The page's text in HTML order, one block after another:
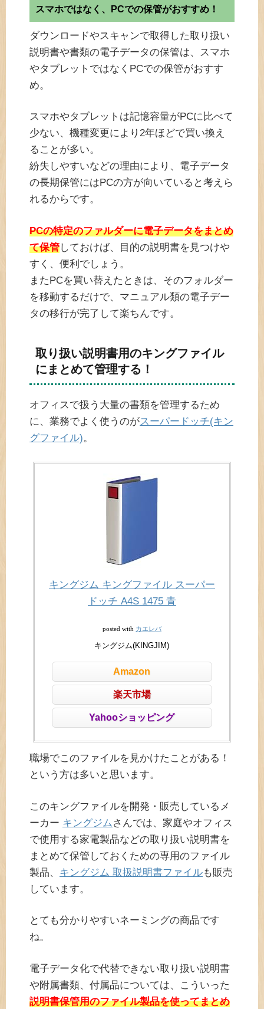
スマホではなく、PCでの保管がおすすめ！
ダウンロードやスキャンで取得した取り扱い
説明書や書類の電子データの保管は、スマホ
やタブレットではなくPCでの保管がおすす
め。
スマホやタブレットは記憶容量がPCに比べて
少ない、機種変更により2年ほどで買い換え
ることが多い。
紛失しやすいなどの理由により、電子データ
の長期保管にはPCの方が向いていると考えら
れるからです。
PCの特定のファルダーに電子データをまとめ
て保管しておけば、目的の説明書を見つけや
すく、便利でしょう。
またPCを買い替えたときは、そのフォルダー
を移動するだけで、マニュアル類の電子デー
タの移行が完了して楽ちんです。
取り扱い説明書用のキングファイル
にまとめて管理する！
オフィスで扱う大量の書類を管理するため
に、業務でよく使うのがスーパードッチ(キン
グファイル)。
キングジム キングファイル スーパー
ドッチ A4S 1475 青
posted with カエレバ
キングジム(KINGJIM)
Amazon
楽天市場
Yahooショッピング
職場でこのファイルを見かけたことがある！
という方は多いと思います。
このキングファイルを開発・販売しているメ
ーカー キングジム さんでは、家庭やオフィス
で使用する家電製品などの取り扱い説明書を
まとめて保管しておくための専用のファイル
製品、 キングジム 取扱説明書ファイルも販売
しています。
とても分かりやすいネーミングの商品です
ね。
電子データ化で代替できない取り扱い説明書
や附属書類、付属品については、こういった
説明書保管用のファイル製品を使ってまとめ